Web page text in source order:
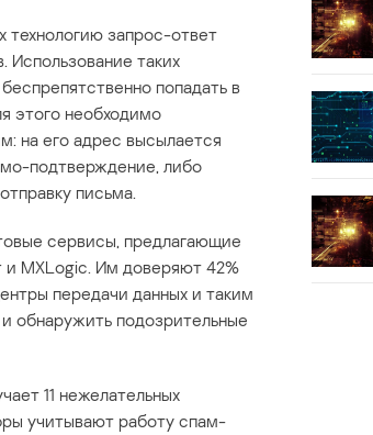
запрос-ответ
таких
попадать в
этого необходимо
на его адрес высылается
подтверждение, либо
письма.
сервисы, предлагающие
и MXLogic. Им доверяют 42%
передачи данных и таким
обнаружить подозрительные
11 нежелательных
учитывают работу спам-